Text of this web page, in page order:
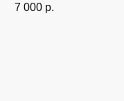
7 000 р.